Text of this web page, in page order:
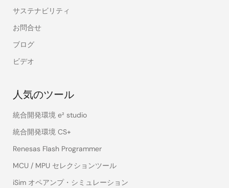
サステナビリティ
お問合せ
ブログ
ビデオ
人気のツール
統合開発環境 e² studio
統合開発環境 CS+
Renesas Flash Programmer
MCU / MPU セレクションツール
iSim オペアンプ・シミュレーション